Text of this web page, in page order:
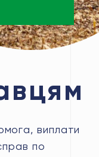
виплати
по